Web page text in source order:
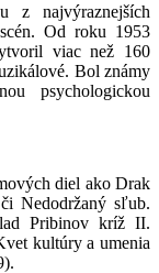
z najvýraznejších
Od roku 1953
viac než 160
Bol známy
psychologickou
diel ako Drak
Nedodržaný sľub.
Pribinov kríž II.
kultúry a umenia